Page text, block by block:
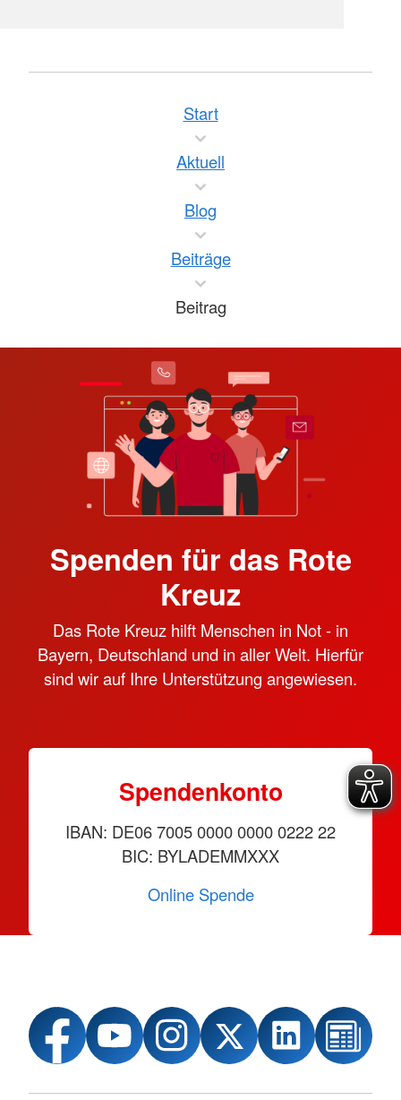
Start
Aktuell
Blog
Beiträge
Beitrag
Spenden für das Rote
Kreuz
Das Rote Kreuz hilft Menschen in Not - in
Bayern, Deutschland und in aller Welt. Hierfür
sind wir auf Ihre Unterstützung angewiesen.
Spendenkonto
IBAN: DE06 7005 0000 0000 0222 22
BIC: BYLADEMMXXX
Online Spende